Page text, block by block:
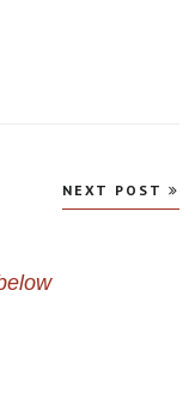
NEXT POST